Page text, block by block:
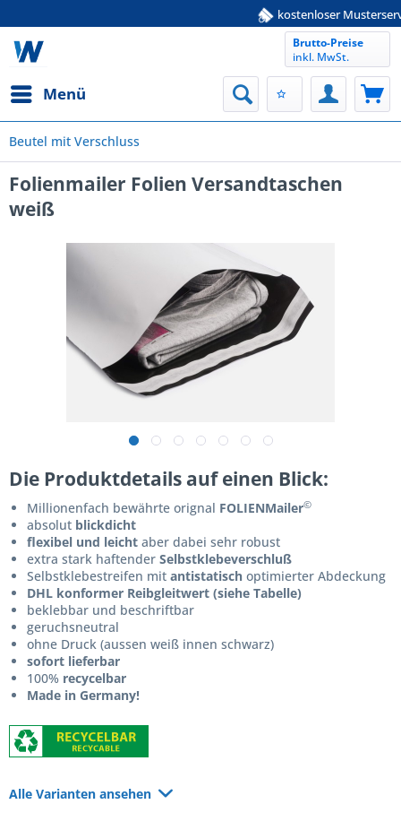
kostenloser Musterservice
Menü
Brutto-Preise
inkl. MwSt.
Beutel mit Verschluss
Folienmailer Folien Versandtaschen
weiß
Die Produktdetails auf einen Blick:
Millionenfach bewährte orignal FOLIENMailer©
absolut blickdicht
flexibel und leicht aber dabei sehr robust
extra stark haftender Selbstklebeverschluß
Selbstklebestreifen mit antistatisch optimierter Abdeckung
DHL konformer Reibgleitwert (siehe Tabelle)
beklebbar und beschriftbar
geruchsneutral
ohne Druck (aussen weiß innen schwarz)
sofort lieferbar
100% recycelbar
Made in Germany!
Alle Varianten ansehen